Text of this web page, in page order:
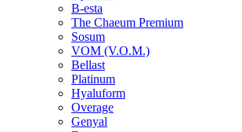
B-esta
The Chaeum Premium
Sosum
VOM (V.O.M.)
Bellast
Platinum
Hyaluform
Overage
Genyal